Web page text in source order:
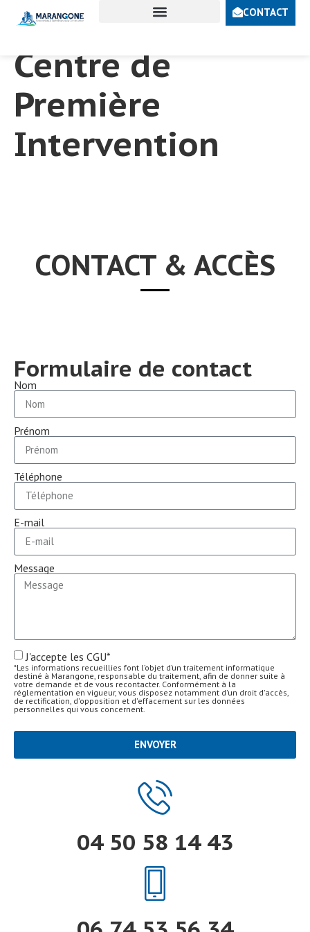
CONTACT
Construction du
Centre de
Première
Intervention
CONTACT & ACCÈS
Formulaire de contact
Nom
Prénom
Téléphone
E-mail
Message
J'accepte les CGU*
*Les informations recueillies font l’objet d’un traitement informatique
destiné à Marangone, responsable du traitement, afin de donner suite à
votre demande et de vous recontacter. Conformément à la
réglementation en vigueur, vous disposez notamment d'un droit d'accès,
de rectification, d'opposition et d'effacement sur les données
personnelles qui vous concernent.
ENVOYER
04 50 58 14 43